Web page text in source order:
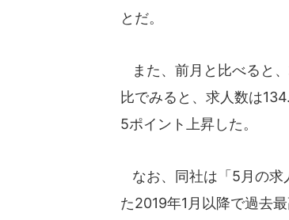
とだ。
また、前月と比べると
比でみると、求人数は
5ポイント上昇した。
なお、同社は「5月の求
た2019年1月以降で過去